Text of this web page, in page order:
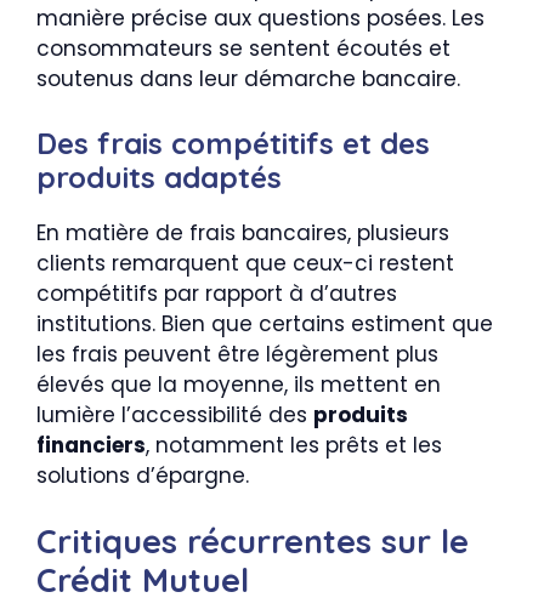
manière précise aux questions posées. Les
consommateurs se sentent écoutés et
soutenus dans leur démarche bancaire.
Des frais compétitifs et des
produits adaptés
En matière de frais bancaires, plusieurs
clients remarquent que ceux-ci restent
compétitifs par rapport à d’autres
institutions. Bien que certains estiment que
les frais peuvent être légèrement plus
élevés que la moyenne, ils mettent en
lumière l’accessibilité des produits
financiers, notamment les prêts et les
solutions d’épargne.
Critiques récurrentes sur le
Crédit Mutuel